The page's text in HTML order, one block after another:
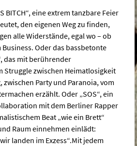
BITCH“, eine extrem tanzbare Feier
den eigenen Weg zu finden,
alle Widerstände, egal wo – ob
Oder das bassbetonte
das mit berührender
Struggle zwischen Heimatlosigkeit
Party und Paranoia, vom
erzählt. Oder „SOS“, ein
mit dem Berliner Rapper
Beat „wie ein Brett“
Raum einnehmen einlädt:
landen im Exzess“.Mit jedem